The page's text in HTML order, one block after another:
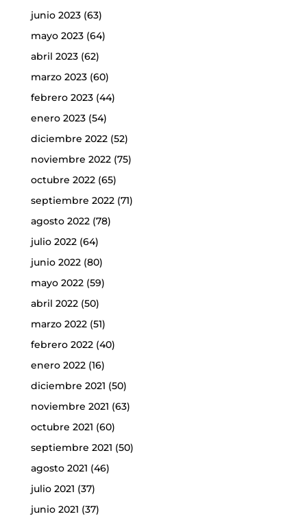
junio 2023(63)
mayo 2023(64)
abril 2023(62)
marzo 2023(60)
febrero 2023(44)
enero 2023(54)
diciembre 2022(52)
noviembre 2022(75)
octubre 2022(65)
septiembre 2022(71)
agosto 2022(78)
julio 2022(64)
junio 2022(80)
mayo 2022(59)
abril 2022(50)
marzo 2022(51)
febrero 2022(40)
enero 2022(16)
diciembre 2021 (50)
noviembre 2021 (63)
octubre 2021 (60)
septiembre 2021 (50)
agosto 2021 (46)
julio 2021 (37)
junio 2021 (37)